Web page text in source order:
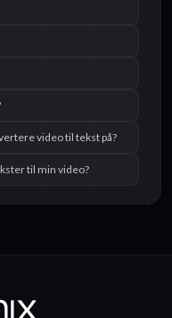
video til tekst på?
til min video?